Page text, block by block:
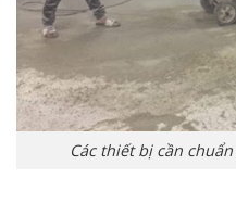
Các thiết bị cần